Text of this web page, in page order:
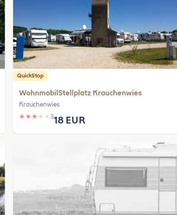
QuickStop
WohnmobilStellplatz Krauchenwies
Krauchenwies
★ ★ ★ ★ ★318 EUR